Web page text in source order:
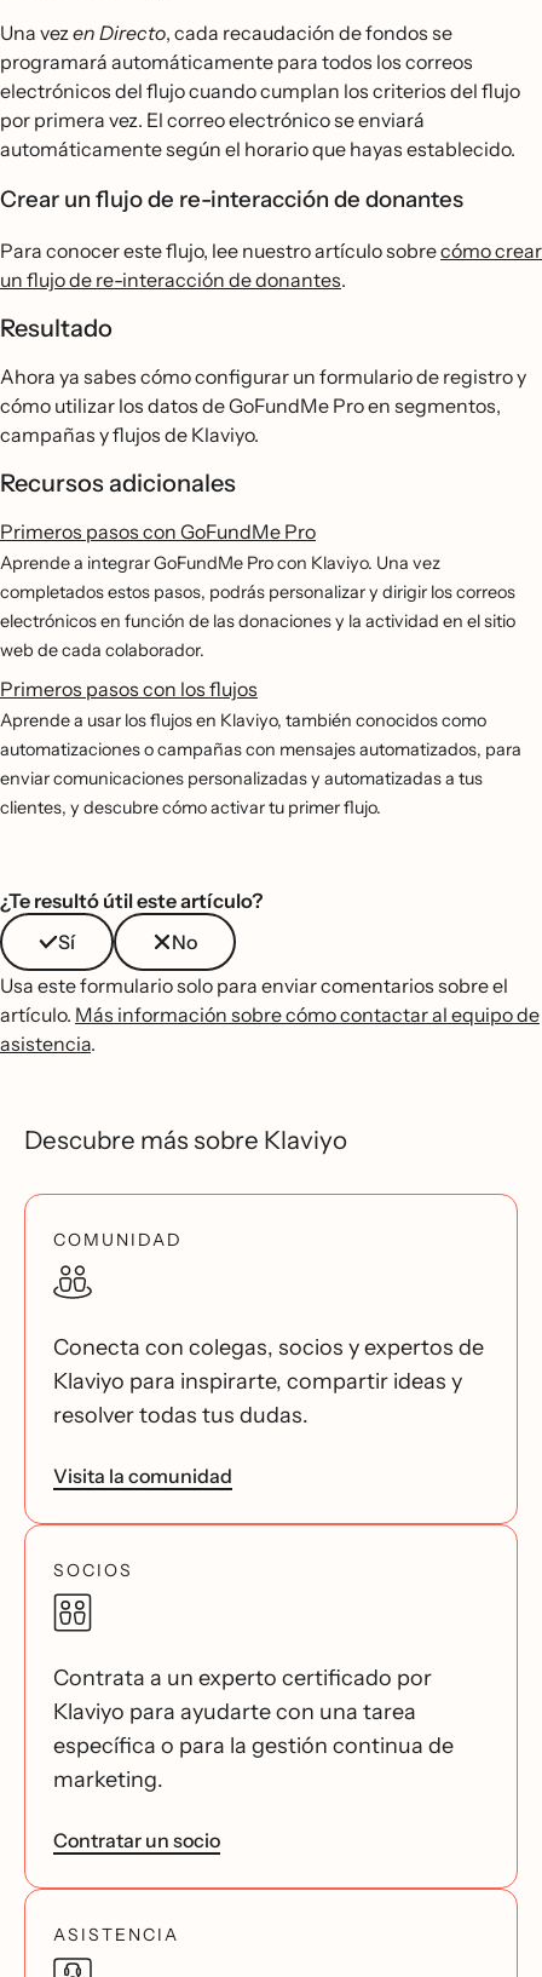
Una vezen Directo, cada recaudación de fondos se
programará automáticamente para todos los correos
electrónicos del flujo cuando cumplan los criterios del flujo
por primera vez. El correo electrónico se enviará
automáticamente según el horario que hayas establecido.
Crear un flujo de re-interacción de donantes
Para conocer este flujo, lee nuestro artículo sobrecómo crear
un flujo de re-interacción de donantes.
Resultado
Ahora ya sabes cómo configurar un formulario de registro y
cómo utilizar los datos de GoFundMe Pro en segmentos,
campañas y flujos de Klaviyo.
Recursos adicionales
Primeros pasos con GoFundMe Pro
Aprende a integrar GoFundMe Pro con Klaviyo. Una vez
completados estos pasos, podrás personalizar y dirigir los correos
electrónicos en función de las donaciones y la actividad en el sitio
web de cada colaborador.
Primeros pasos con los flujos
Aprende a usar los flujos en Klaviyo, también conocidos como
automatizaciones o campañas con mensajes automatizados, para
enviar comunicaciones personalizadas y automatizadas a tus
clientes, y descubre cómo activar tu primer flujo.
¿Te resultó útil este artículo?
Sí
No
Usa este formulario solo para enviar comentarios sobre el
artículo. Más información sobre cómo contactar al equipo de
asistencia.
Descubre más sobre Klaviyo
COMUNIDAD
Conecta con colegas, socios y expertos de
Klaviyo para inspirarte, compartir ideas y
resolver todas tus dudas.
Visita la comunidad
SOCIOS
Contrata a un experto certificado por
Klaviyo para ayudarte con una tarea
específica o para la gestión continua de
marketing.
Contratar un socio
ASISTENCIA